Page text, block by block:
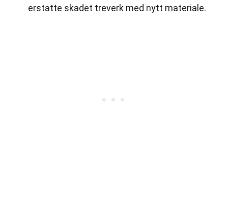
erstatte skadet treverk med nytt materiale.